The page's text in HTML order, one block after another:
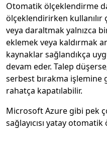
Otomatik ölçeklendirme
ölçeklendirirken
veya daraltmak yalnızca
eklemek veya kaldırmak
kaynaklar sağlandıkça
devam eder. Talep
serbest bırakma
rahatça kapatılabilir.
Microsoft Azure gibi pek
sağlayıcısı yatay